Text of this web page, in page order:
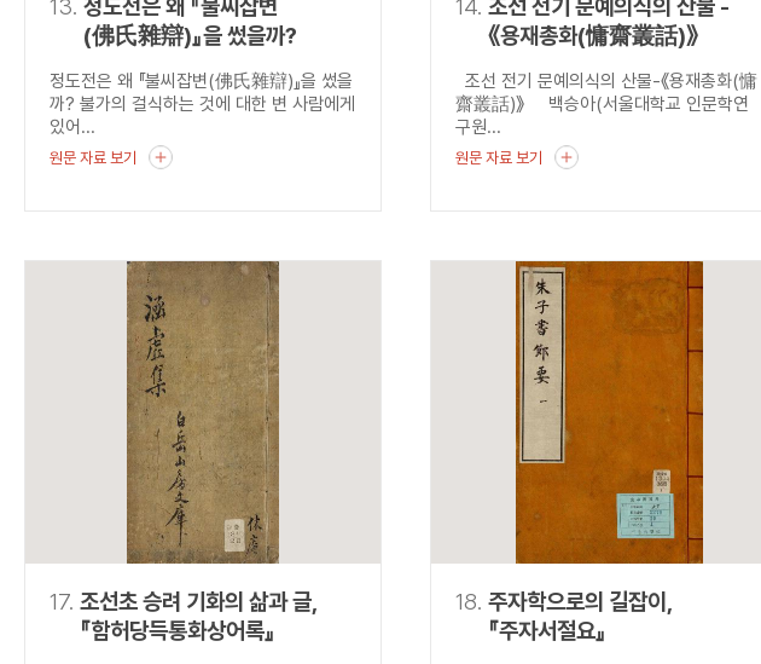
13. 정도전은 왜 『불씨잡변
(佛氏雜辯)』을 썼을까?
정도전은 왜 『불씨잡변(佛氏雜辯)』을 썼을
까? 불가의 걸식하는 것에 대한 변 사람에게
있어...
원문 자료 보기
14. 조선 전기 문예의식의 산물 -
《용재총화(慵齋叢話)》
조선 전기 문예의식의 산물-《용재총화(慵
齋叢話)》 백승아(서울대학교 인문학연
구원...
원문 자료 보기
17. 조선초 승려 기화의 삶과 글,
『함허당득통화상어록』
18. 주자학으로의 길잡이,
『주자서절요』